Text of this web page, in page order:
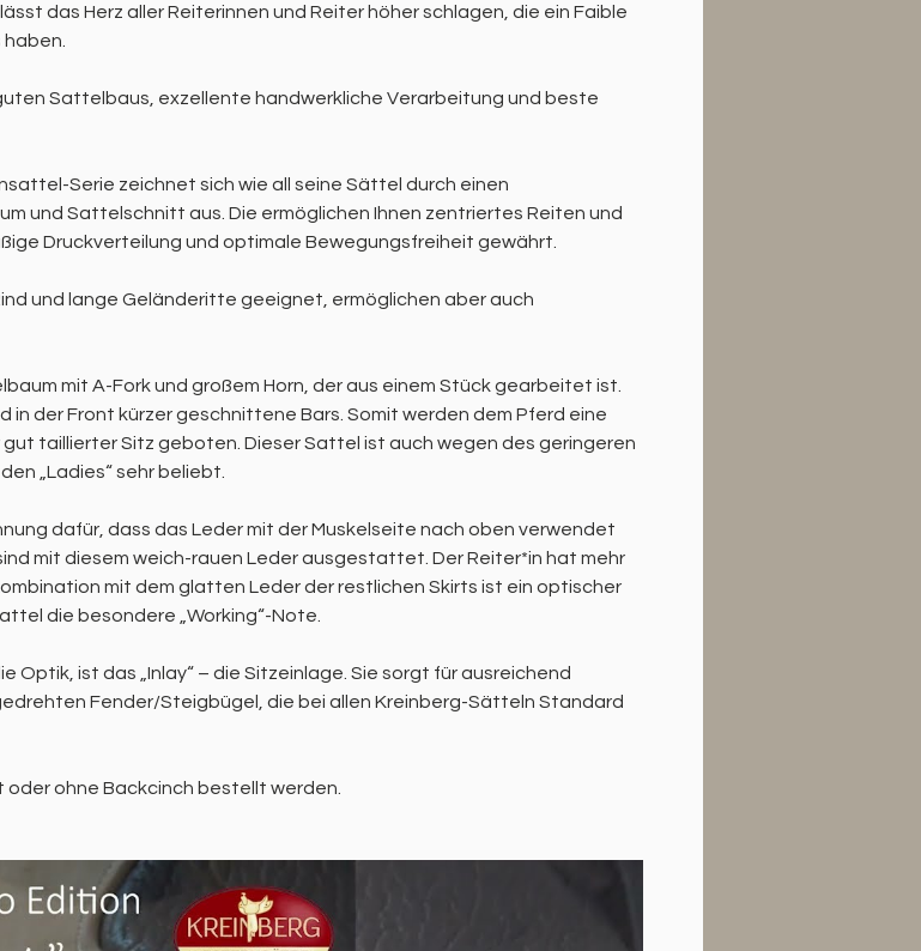
das Herz aller Reiterinnen und Reiter höher schlagen, die ein Faible
Sattelbaus, exzellente handwerkliche Verarbeitung und beste
Serie zeichnet sich wie all seine Sättel durch einen
und Sattelschnitt aus. Die ermöglichen Ihnen zentriertes Reiten und
Druckverteilung und optimale Bewegungsfreiheit gewährt.
und lange Geländeritte geeignet, ermöglichen aber auch
mit A-Fork und großem Horn, der aus einem Stück gearbeitet ist.
der Front kürzer geschnittene Bars. Somit werden dem Pferd eine
taillierter Sitz geboten. Dieser Sattel ist auch wegen des geringeren
„Ladies“ sehr beliebt.
dafür, dass das Leder mit der Muskelseite nach oben verwendet
mit diesem weich-rauen Leder ausgestattet. Der Reiter*in hat mehr
mit dem glatten Leder der restlichen Skirts ist ein optischer
die besondere „Working“-Note.
Optik, ist das „Inlay“ – die Sitzeinlage. Sie sorgt für ausreichend
Fender/Steigbügel, die bei allen Kreinberg-Sätteln Standard
oder ohne Backcinch bestellt werden.